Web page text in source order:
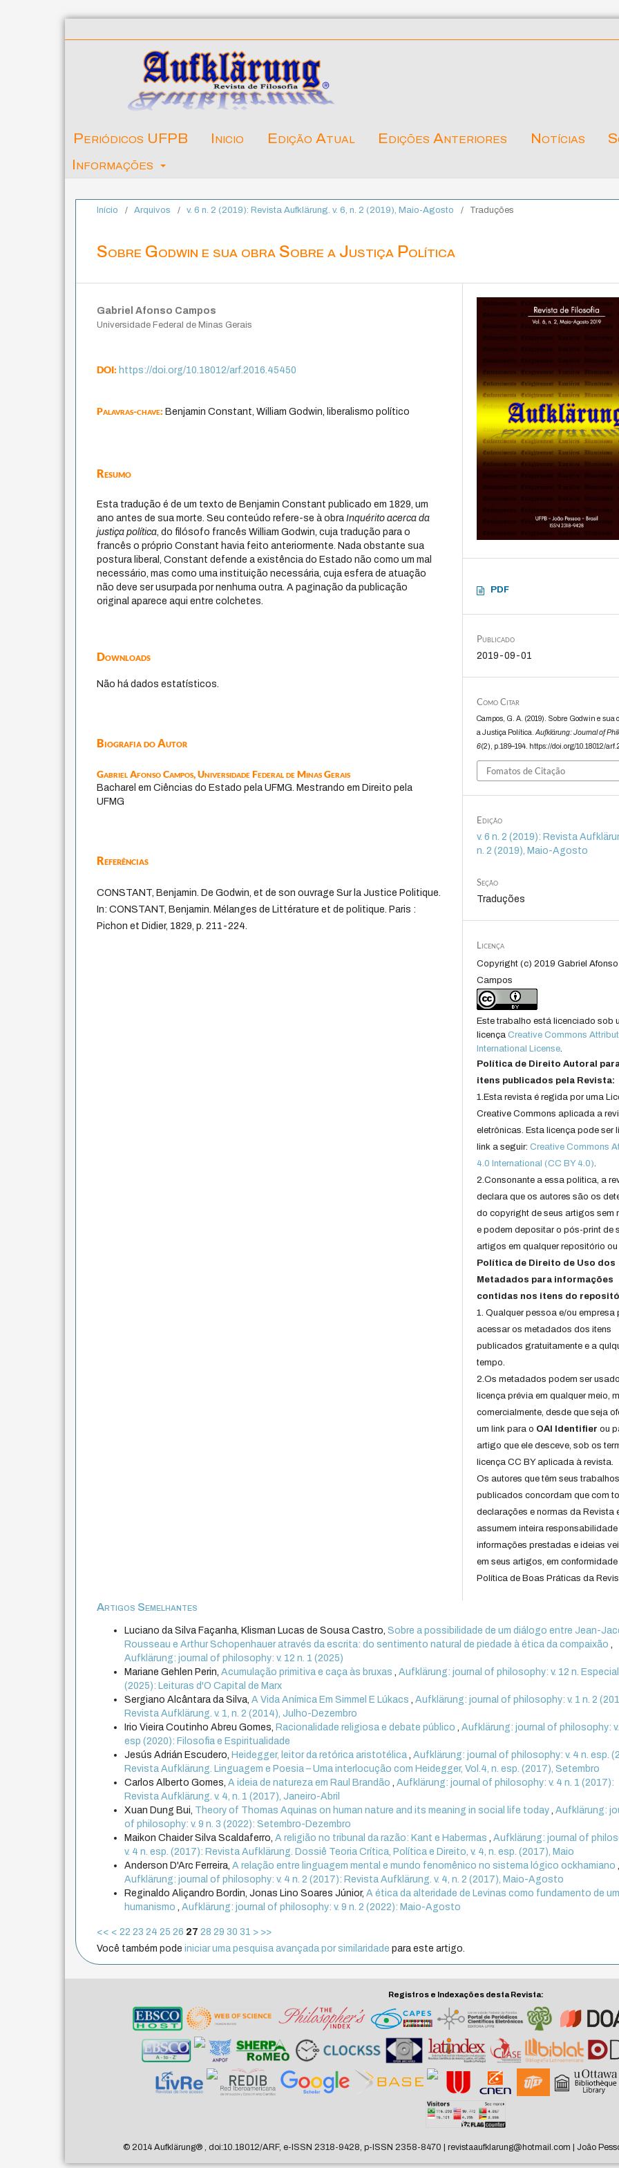
Periódicos UFPB Inicio Edição Atual Edições Anteriores Notícias
Informações
Início / Arquivos / v. 6 n. 2 (2019): Revista Aufklärung. v. 6, n. 2 (2019), Maio-Agosto / Traduções
Sobre Godwin e sua obra Sobre a Justiça Política
Gabriel Afonso Campos
Universidade Federal de Minas Gerais
DOI:https://doi.org/10.18012/arf.2016.45450
Palavras-chave:Benjamin Constant, William Godwin, liberalismo político
Resumo
Esta tradução é de um texto de Benjamin Constant publicado em 1829, um
ano antes de sua morte. Seu conteúdo refere-se à obraInquérito acerca da
justiça política , do filósofo francês William Godwin, cuja tradução para o
francês o próprio Constant havia feito anteriormente. Nada obstante sua
postura liberal, Constant defende a existência do Estado não como um mal
necessário, mas como uma instituição necessária, cuja esfera de atuação
não deve ser usurpada por nenhuma outra. A paginação da publicação
original aparece aqui entre colchetes.
Downloads
Não há dados estatísticos.
Biografia do Autor
Gabriel Afonso Campos,Universidade Federal de Minas Gerais
Bacharel em Ciências do Estado pela UFMG. Mestrando em Direito pela
UFMG
Referências
CONSTANT, Benjamin. De Godwin, et de son ouvrage Sur la Justice Politique.
In: CONSTANT, Benjamin. Mélanges de Littérature et de politique. Paris :
Pichon et Didier, 1829, p. 211-224.
PDF
Publicado
2019-09-01
Como Citar
Campos, G. A. (2019). Sobre Godwin e sua
a Justiça Política.Aufklärung: Journal of
6(2), p.189–194. https://doi.org/10.18012/
Fomatos de Citação
Edição
v. 6 n. 2 (2019): Revista
n. 2 (2019), Maio-Agosto
Seção
Traduções
Licença
Copyright (c) 2019 Gabriel Afonso
Campos
Este trabalho está licenciado sob
licençaCreative Commons
International License.
Política de Direito Autoral
itens publicados pela Revista:
1.Esta revista é regida por uma
Creative Commons aplicada a
eletrônicas. Esta licença pode ser
link a seguir:Creative Commons
4.0 International (CC BY 4.0).
2.Consonante a essa politica, a
declara que os autores são os
do copyright de seus artigos sem
e podem depositar o pós-print de
artigos em qualquer repositório ou
Política de Direito de Uso dos
Metadados para informações
contidas nos itens do
1. Qualquer pessoa e/ou empresa
acessar os metadados dos itens
publicados gratuitamente e a
tempo.
2.Os metadados podem ser
licença prévia em qualquer meio,
comercialmente, desde que seja
um link para o OAI Identifier ou
artigo que ele desceve, sob os
licença CC BY aplicada à revista.
Os autores que têm seus trabalhos
publicados concordam que com
declarações e normas da Revista
assumem inteira responsabilidade
informações prestadas e ideias
em seus artigos, em
Política de Boas Práticas da
Artigos Semelhantes
Luciano da Silva Façanha, Klisman Lucas de Sousa Castro,Sobre a possibilidade de um diálogo entre Jean-
Rousseau e Arthur Schopenhauer através da escrita: do sentimento natural de piedade à ética da compaixão,
Aufklärung: journal of philosophy: v. 12 n. 1 (2025)
Mariane Gehlen Perin,Acumulação primitiva e caça às bruxas,Aufklärung: journal of philosophy: v. 12 n. Especial
(2025): Leituras d'O Capital de Marx
Sergiano Alcântara da Silva,A Vida Anímica Em Simmel E Lúkacs,Aufklärung: journal of philosophy: v. 1 n. 2
Revista Aufklärung. v. 1, n. 2 (2014), Julho-Dezembro
Irio Vieira Coutinho Abreu Gomes, Racionalidade religiosa e debate público,Aufklärung: journal of philosophy:
esp (2020): Filosofia e Espiritualidade
Jesús Adrián Escudero, Heidegger, leitor da retórica aristotélica,Aufklärung: journal of philosophy: v. 4 n. esp.
Revista Aufklärung. Linguagem e Poesia – Uma interlocução com Heidegger, Vol.4, n. esp. (2017), Setembro
Carlos Alberto Gomes,A ideia de natureza em Raul Brandão,Aufklärung: journal of philosophy: v. 4 n. 1 (2017):
Revista Aufklärung. v. 4, n. 1 (2017), Janeiro-Abril
Xuan Dung Bui, Theory of Thomas Aquinas on human nature and its meaning in social life today,Aufklärung:
of philosophy: v. 9 n. 3 (2022): Setembro-Dezembro
Maikon Chaider Silva Scaldaferro,A religião no tribunal da razão: Kant e Habermas,Aufklärung: journal of
v. 4 n. esp. (2017): Revista Aufklärung. Dossiê Teoria Crítica, Política e Direito, v. 4, n. esp. (2017), Maio
Anderson D'Arc Ferreira,A relação entre linguagem mental e mundo fenomênico no sistema lógico ockhamiano,
Aufklärung: journal of philosophy: v. 4 n. 2 (2017): Revista Aufklärung. v. 4, n. 2 (2017), Maio-Agosto
Reginaldo Aliçandro Bordin, Jonas Lino Soares Júnior,A ética da alteridade de Levinas como fundamento de
humanismo,Aufklärung: journal of philosophy: v. 9 n. 2 (2022): Maio-Agosto
<< < 22 23 24 25 26 27 28 29 30 31 > >>
Você também podeiniciar uma pesquisa avançada por similaridade para este artigo.
Registros e Indexações desta Revista:
© 2014 Aufklärung®, doi:10.18012/ARF, e-ISSN 2318-9428, p-ISSN 2358-8470 | revistaaufklarung@hotmail.com | João